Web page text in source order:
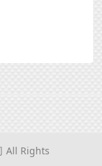
All Rights